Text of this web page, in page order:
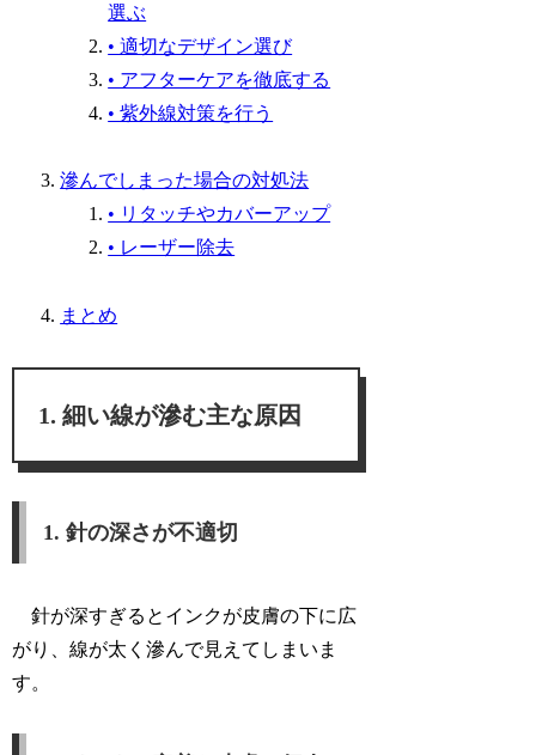
選ぶ
• 適切なデザイン選び
• アフターケアを徹底する
• 紫外線対策を行う
滲んでしまった場合の対処法
• リタッチやカバーアップ
• レーザー除去
まとめ
細い線が滲む主な原因
1. 針の深さが不適切
針が深すぎるとインクが皮膚の下に広
がり、線が太く滲んで見えてしまいま
す。